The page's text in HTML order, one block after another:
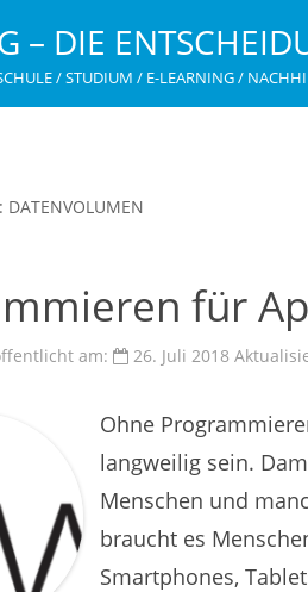
– DIE
/ STUDIUM / E-LEARNING /
DATENVOLUMEN
für
am: 26. Juli 2018
Ohne
langweilig sein.
Menschen und
braucht es
Smartphones,